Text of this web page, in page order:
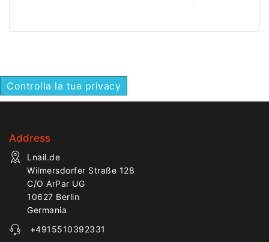
efficiente e versatile
Controlla la tua privacy
Address
Lnail.de
Wilmersdorfer Straße 128
C/O ArPar UG
10627 Berlin
Germania
+4915510392331